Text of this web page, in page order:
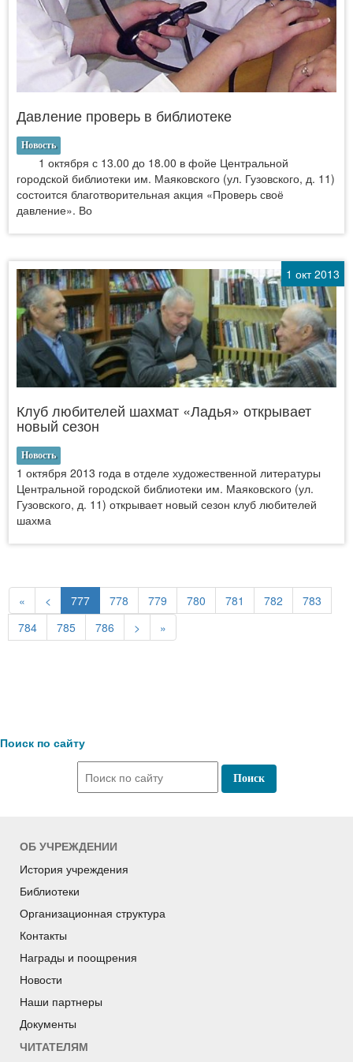
Давление проверь в библиотеке
Новость
1 октября с 13.00 до 18.00 в фойе Центральной
городской библиотеки им. Маяковского (ул. Гузовского, д. 11)
состоится благотворительная акция «Проверь своё
давление». Во
1 окт 2013
Клуб любителей шахмат «Ладья» открывает
новый сезон
Новость
1 октября 2013 года в отделе художественной литературы
Центральной городской библиотеки им. Маяковского (ул.
Гузовского, д. 11) открывает новый сезон клуб любителей
шахма
« < 777 778 779 780 781 782
783
784
785 786 > »
Поиск по сайту
ОБ УЧРЕЖДЕНИИ
История учреждения
Библиотеки
Организационная структура
Контакты
Награды и поощрения
Новости
Наши партнеры
Документы
ЧИТАТЕЛЯМ